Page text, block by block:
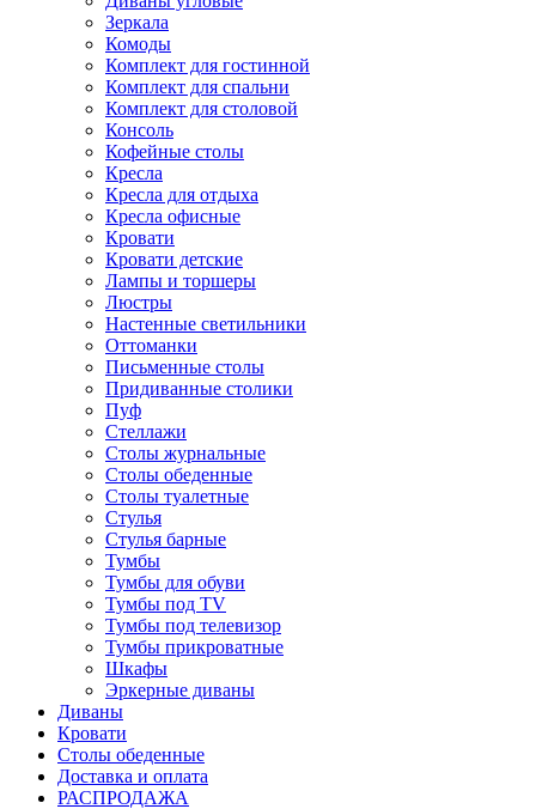
Зеркала
Комоды
Комплект для гостинной
Комплект для спальни
Комплект для столовой
Консоль
Кофейные столы
Кресла
Кресла для отдыха
Кресла офисные
Кровати
Кровати детские
Лампы и торшеры
Люстры
Настенные светильники
Оттоманки
Письменные столы
Придиванные столики
Пуф
Стеллажи
Столы журнальные
Столы обеденные
Столы туалетные
Стулья
Стулья барные
Тумбы
Тумбы для обуви
Тумбы под TV
Тумбы под телевизор
Тумбы прикроватные
Шкафы
Эркерные диваны
Диваны
Кровати
Столы обеденные
Доставка и оплата
РАСПРОДАЖА